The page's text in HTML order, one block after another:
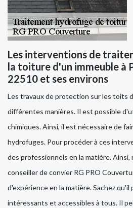
Les interventions de
la toiture d'un immeuble à
22510 et ses environs
Les travaux de protection sur les toits
différentes manières. Il est possible
chimiques. Ainsi, il est nécessaire de
hydrofuges. Pour procéder à ces
des professionnels en la matière. Ainsi,
conseiller de convier RG PRO
d'expérience en la matière. Sachez
intéressants et accessibles à tous. Il